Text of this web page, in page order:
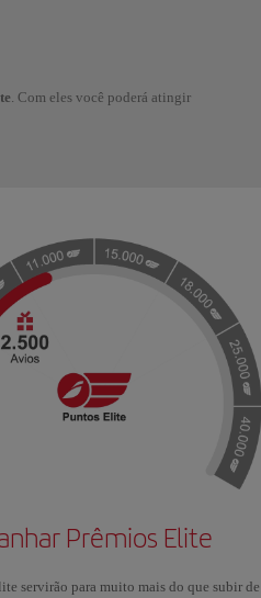
. Com eles você poderá atingir
Prêmios Elite
servirão para muito mais do que subir de